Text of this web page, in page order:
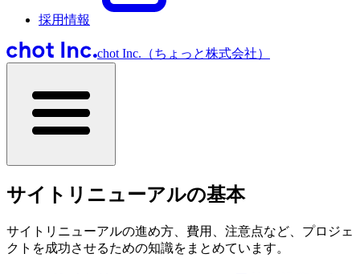
採用情報
chot Inc.（ちょっと株式会社）
サイトリニューアルの基本
サイトリニューアルの進め方、費用、注意点など、プロジェ
クトを成功させるための知識をまとめています。